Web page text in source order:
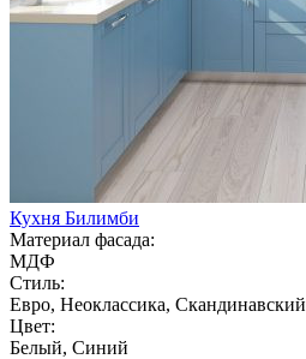
Кухня Билимби
Материал фасада:
МДФ
Стиль:
Евро, Неоклассика, Скандинавский
Цвет:
Белый, Синий